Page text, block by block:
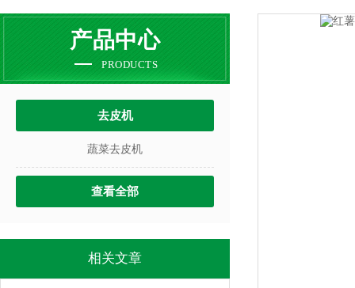
产品中心
PRODUCTS
去皮机
蔬菜去皮机
查看全部
相关文章